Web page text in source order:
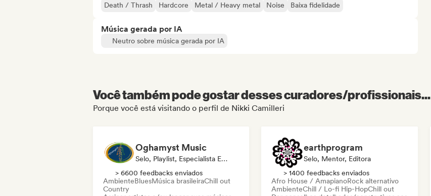
Death / Thrash Hardcore Metal / Heavy metal Noise Baixa fidelidade
Música gerada por IA
Neutro sobre música gerada por IA
Você também pode gostar desses curadores/profissionais...
Porque você está visitando o perfil de Nikki Camilleri
Oghamyst Music
Selo, Playlist, Especialista Em Som
> 6600 feedbacks enviados
AmbienteBluesMúsica brasileiraChill out
Country
earthprogram
Selo, Mentor, Editora
> 1400 feedbacks enviados
Afro House / AmapianoRock alternativo
AmbienteChill / Lo-fi Hip-HopChill out